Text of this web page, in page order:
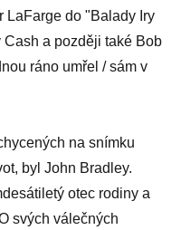
LaFarge do "Balady Iry
a později také Bob
ráno umřel / sám v
na snímku
byl John Bradley.
otec rodiny a
svých válečných